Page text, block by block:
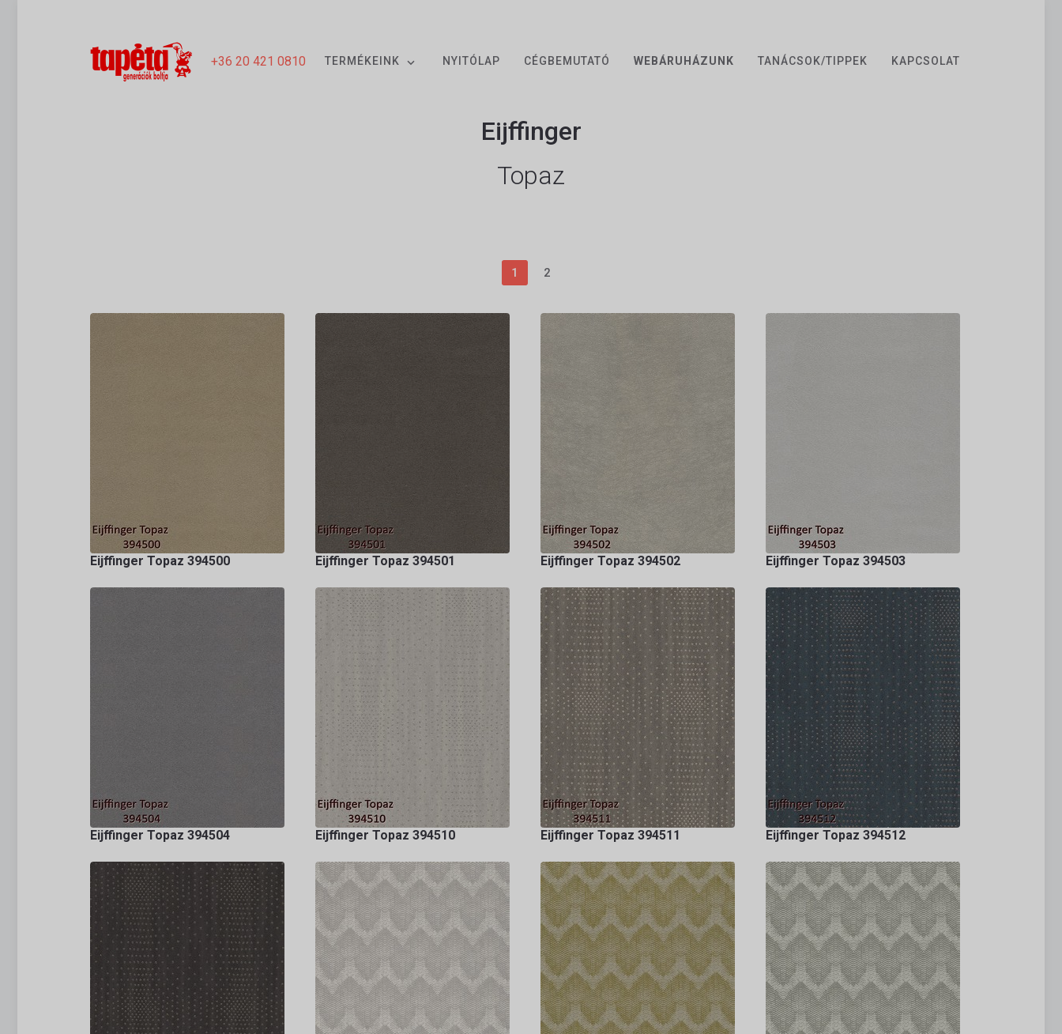
+36 20 421 0810 TERMÉKEINK NYITÓLAP CÉGBEMUTATÓ WEBÁRUHÁZUNK TANÁCSOK/TIPPEK KAPCSOLAT
Eijffinger
Topaz
1 2
Eijffinger Topaz 394500 Eijffinger Topaz 394501 Eijffinger Topaz 394502 Eijffinger Topaz 394503
Eijffinger Topaz 394504 Eijffinger Topaz 394510 Eijffinger Topaz 394511 Eijffinger Topaz 394512